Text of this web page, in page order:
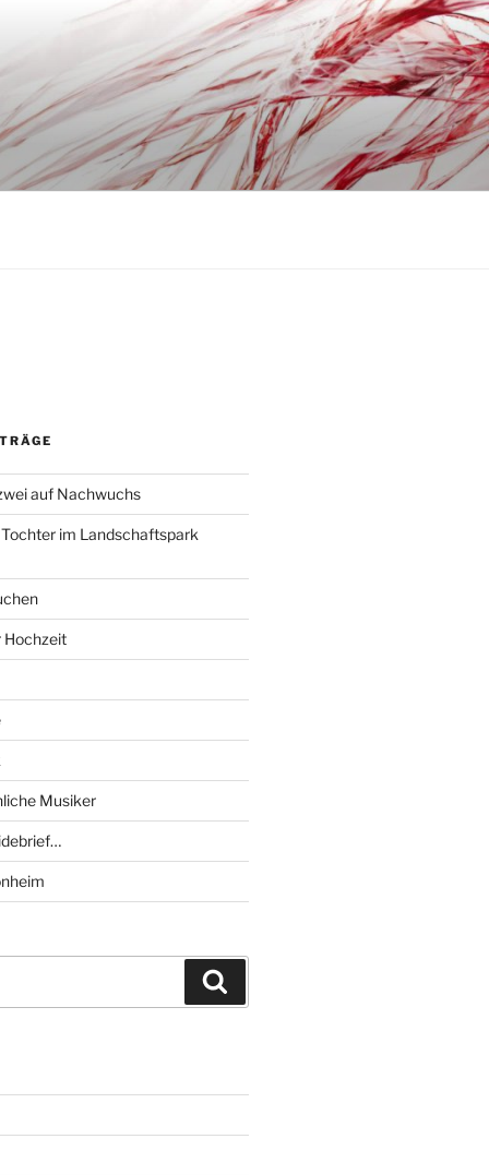
auf Nachwuchs
im Landschaftspark
Hochzeit
Musiker